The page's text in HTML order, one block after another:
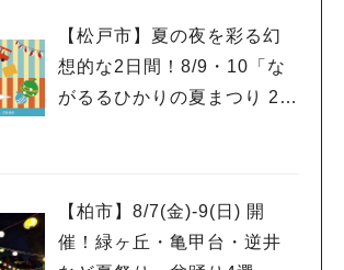
【松戸市】夏の夜を彩る幻
想的な2日間！8/9・10「な
がるるひかりの夏まつり 20
【柏市】8/7(金)‐9(日) 開
催！緑ヶ丘・亀甲台・逆井